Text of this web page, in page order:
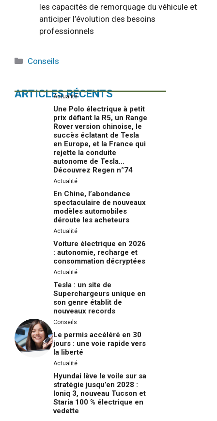
les capacités de remorquage du véhicule et
anticiper l’évolution des besoins
professionnels
Catégories
Conseils
ARTICLES RÉCENTS
Actualité
Une Polo électrique à petit
prix défiant la R5, un Range
Rover version chinoise, le
succès éclatant de Tesla
en Europe, et la France qui
rejette la conduite
autonome de Tesla…
Découvrez Regen n°74
Actualité
En Chine, l’abondance
spectaculaire de nouveaux
modèles automobiles
déroute les acheteurs
Actualité
Voiture électrique en 2026
: autonomie, recharge et
consommation décryptées
Actualité
Tesla : un site de
Superchargeurs unique en
son genre établit de
nouveaux records
Conseils
Le permis accéléré en 30
jours : une voie rapide vers
la liberté
Actualité
Hyundai lève le voile sur sa
stratégie jusqu’en 2028 :
Ioniq 3, nouveau Tucson et
Staria 100 % électrique en
vedette